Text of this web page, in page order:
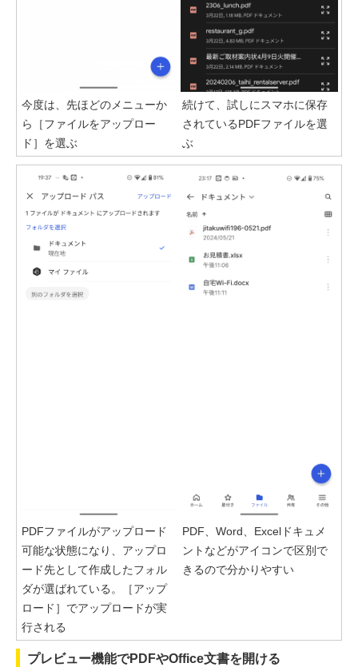
今度は、先ほどのメニューか
ら［ファイルをアップロー
ド］を選ぶ
続けて、試しにスマホに保存
されているPDFファイルを選
ぶ
PDFファイルがアップロード
可能な状態になり、アップロ
ード先として作成したフォル
ダが選ばれている。［アップ
ロード］でアップロードが実
行される
PDF、Word、Excelドキュメ
ントなどがアイコンで区別で
きるので分かりやすい
プレビュー機能でPDFやOffice文書を開ける